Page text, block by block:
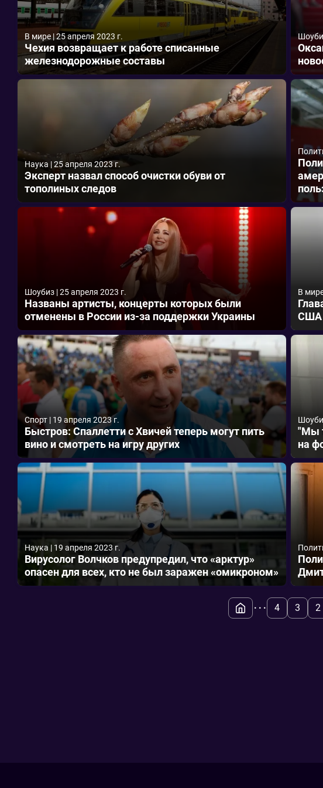
В мире |25 апреля 2023 г.
Чехия возвращает к работе списанные
железнодорожные составы
Наука |25 апреля 2023 г.
Эксперт назвал способ очистки обуви от
тополиных следов
Шоубиз |25 апреля 2023 г.
Названы артисты, концерты которых были
отменены в России из-за поддержки Украины
В
США
Спорт | 19 апреля 2023 г.
Быстров: Спаллетти с Хвичей теперь могут пить
вино и смотреть на игру других
"Мы
на
Наука | 19 апреля 2023 г.
Вирусолог Волчков предупредил, что «арктур»
опасен для всех, кто не был заражен «омикроном»
... 4 3 2